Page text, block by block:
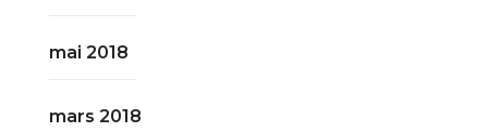
mai 2018
mars 2018